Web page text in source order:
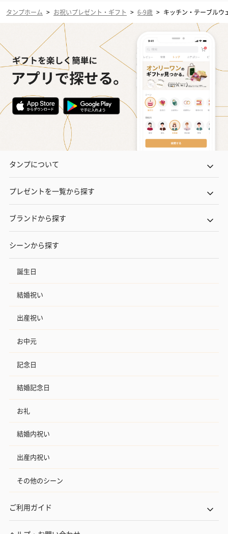
タンプホーム > お祝いプレゼント・ギフト > 6-9歳 > キッチン・テーブルウ
タンプについて
プレゼントを一覧から探す
ブランドから探す
シーンから探す
誕生日
結婚祝い
出産祝い
お中元
記念日
結婚記念日
お礼
結婚内祝い
出産内祝い
その他のシーン
ご利用ガイド